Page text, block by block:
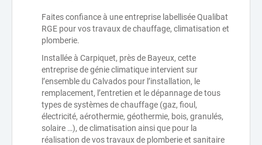
Faites confiance à une entreprise labellisée Qualibat
RGE pour vos travaux de chauffage, climatisation et
plomberie.
Installée à Carpiquet, près de Bayeux, cette
entreprise de génie climatique intervient sur
l’ensemble du Calvados pour l’installation, le
remplacement, l’entretien et le dépannage de tous
types de systèmes de chauffage (gaz, fioul,
électricité, aérothermie, géothermie, bois, granulés,
solaire …), de climatisation ainsi que pour la
réalisation de vos travaux de plomberie et sanitaire